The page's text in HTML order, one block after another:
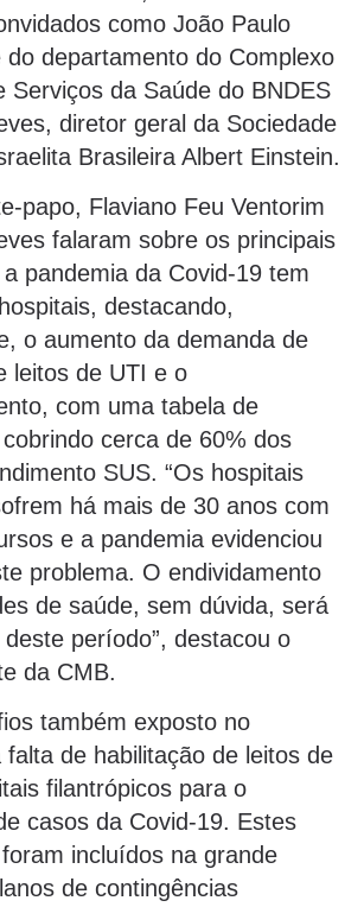
como João Paulo
do departamento do Complexo
Serviços da Saúde do BNDES
diretor geral da Sociedade
Brasileira Albert Einstein.
papo, Flaviano Feu Ventorim
falaram sobre os principais
pandemia da Covid-19 tem
destacando,
o aumento da demanda de
leitos de UTI e o
com uma tabela de
cerca de 60% dos
SUS. “Os hospitais
há mais de 30 anos com
e a pandemia evidenciou
problema. O endividamento
de saúde, sem dúvida, será
período”, destacou o
da CMB.
também exposto no
de habilitação de leitos de
filantrópicos para o
casos da Covid-19. Estes
incluídos na grande
de contingências